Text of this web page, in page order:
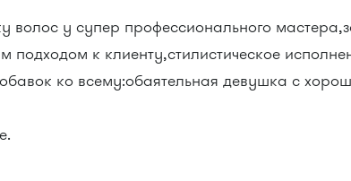
волос у супер профессионального
к клиенту,стилистическое
ко всему:обаятельная девушка с